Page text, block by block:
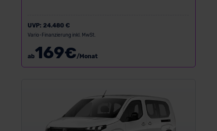
UVP: 24.480 €
Vario-Finanzierung inkl. MwSt.
ab169€/Monat